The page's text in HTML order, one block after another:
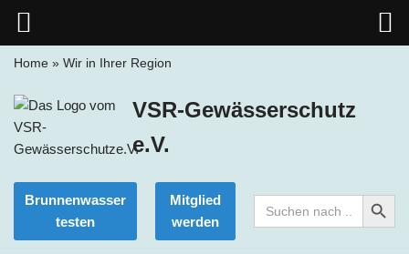
Zum
Home » Wir in Ihrer Region
VSR-Gewässerschutz
e.V.
Brunnenwasser
testen
Mitglied
werden
Search
for:
Search Button